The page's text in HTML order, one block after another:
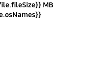
MB